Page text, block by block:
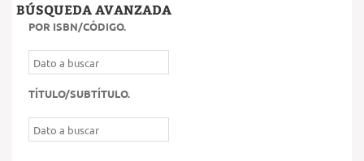
BÚSQUEDA AVANZADA
POR ISBN/CÓDIGO.
TÍTULO/SUBTÍTULO.